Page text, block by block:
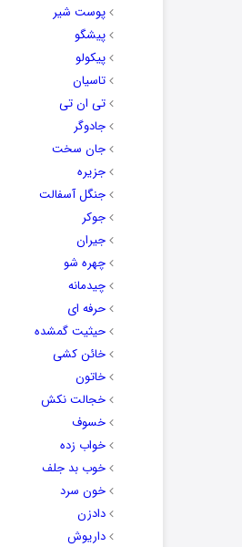
پوست شیر
پیشگو
پیکولو
تاسیان
تی ان تی
جادوگر
جان سخت
جزیره
جنگل آسفالت
جوکر
جیران
چهره شو
چیدمانه
حرفه ای
حیثیت گمشده
خائن کشی
خاتون
خجالت نکش
خسوف
خواب زده
خوب بد جلف
خون سرد
دادزن
داریوش